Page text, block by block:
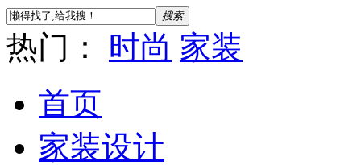
搜索
热门： 时尚 家装
首页
家装设计